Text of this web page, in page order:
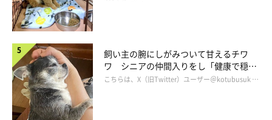
飼い主の腕にしがみついて甘えるチワ
ワ シニアの仲間入りをし「健康で穏や
かな暮らしが続いてほしい」と願う
こちらは、X（旧Twitter）ユーザー＠kotubusuk …